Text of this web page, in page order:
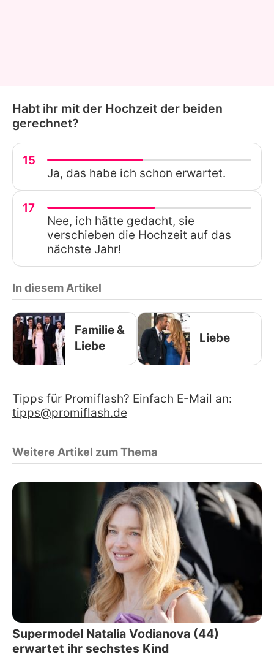
Habt ihr mit der Hochzeit der beiden
gerechnet?
15
Ja, das habe ich schon erwartet.
17
Nee, ich hätte gedacht, sie
verschieben die Hochzeit auf das
nächste Jahr!
In diesem Artikel
Familie &
Liebe
Liebe
Tipps für Promiflash? Einfach E-Mail an:
tipps@promiflash.de
Weitere Artikel zum Thema
Supermodel Natalia Vodianova (44)
erwartet ihr sechstes Kind